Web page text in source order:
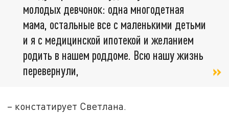
молодых девчонок: одна многодетная
мама, остальные все с маленькими детьми
и я с медицинской ипотекой и желанием
родить в нашем роддоме. Всю нашу жизнь
перевернули,
– констатирует Светлана.